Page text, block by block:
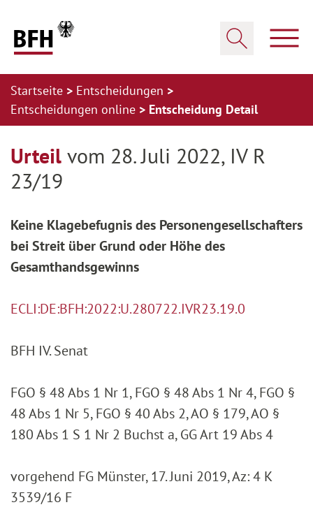
Startseite
Entscheidungen
Entscheidungen online
Entscheidung Detail
Urteil vom 28. Juli 2022, IV R
23/19
Keine Klagebefugnis des Personengesellschafters
bei Streit über Grund oder Höhe des
Gesamthandsgewinns
ECLI:DE:BFH:2022:U.280722.IVR23.19.0
BFH IV. Senat
FGO § 48 Abs 1 Nr 1, FGO § 48 Abs 1 Nr 4, FGO §
48 Abs 1 Nr 5, FGO § 40 Abs 2, AO § 179, AO §
180 Abs 1 S 1 Nr 2 Buchst a, GG Art 19 Abs 4
vorgehend FG Münster, 17. Juni 2019, Az: 4 K
3539/16 F